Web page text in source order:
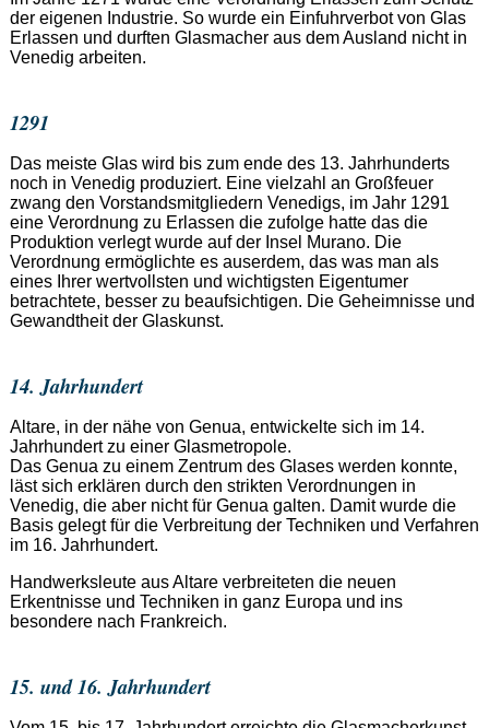
der eigenen Industrie. So wurde ein Einfuhrverbot von Glas
Erlassen und durften Glasmacher aus dem Ausland nicht in
Venedig arbeiten.
1291
Das meiste Glas wird bis zum ende des 13. Jahrhunderts
noch in Venedig produziert. Eine vielzahl an Großfeuer
zwang den Vorstandsmitgliedern Venedigs, im Jahr 1291
eine Verordnung zu Erlassen die zufolge hatte das die
Produktion verlegt wurde auf der Insel Murano. Die
Verordnung ermöglichte es auserdem, das was man als
eines Ihrer wertvollsten und wichtigsten Eigentumer
betrachtete, besser zu beaufsichtigen. Die Geheimnisse und
Gewandtheit der Glaskunst.
14. Jahrhundert
Altare, in der nähe von Genua, entwickelte sich im 14.
Jahrhundert zu einer Glasmetropole.
Das Genua zu einem Zentrum des Glases werden konnte,
läst sich erklären durch den strikten Verordnungen in
Venedig, die aber nicht für Genua galten. Damit wurde die
Basis gelegt für die Verbreitung der Techniken und Verfahren
im 16. Jahrhundert.
Handwerksleute aus Altare verbreiteten die neuen
Erkentnisse und Techniken in ganz Europa und ins
besondere nach Frankreich.
15. und 16. Jahrhundert